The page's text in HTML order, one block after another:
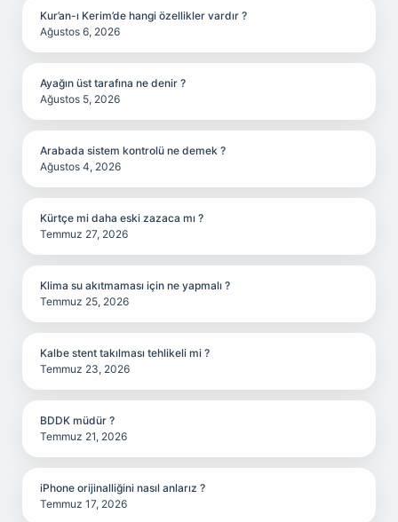
Kur’an-ı Kerim’de hangi özellikler vardır ?
Ağustos 6, 2026
Ayağın üst tarafına ne denir ?
Ağustos 5, 2026
Arabada sistem kontrolü ne demek ?
Ağustos 4, 2026
Kürtçe mi daha eski zazaca mı ?
Temmuz 27, 2026
Klima su akıtmaması için ne yapmalı ?
Temmuz 25, 2026
Kalbe stent takılması tehlikeli mi ?
Temmuz 23, 2026
BDDK müdür ?
Temmuz 21, 2026
iPhone orijinalliğini nasıl anlarız ?
Temmuz 17, 2026